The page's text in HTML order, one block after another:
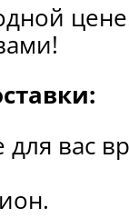
вас